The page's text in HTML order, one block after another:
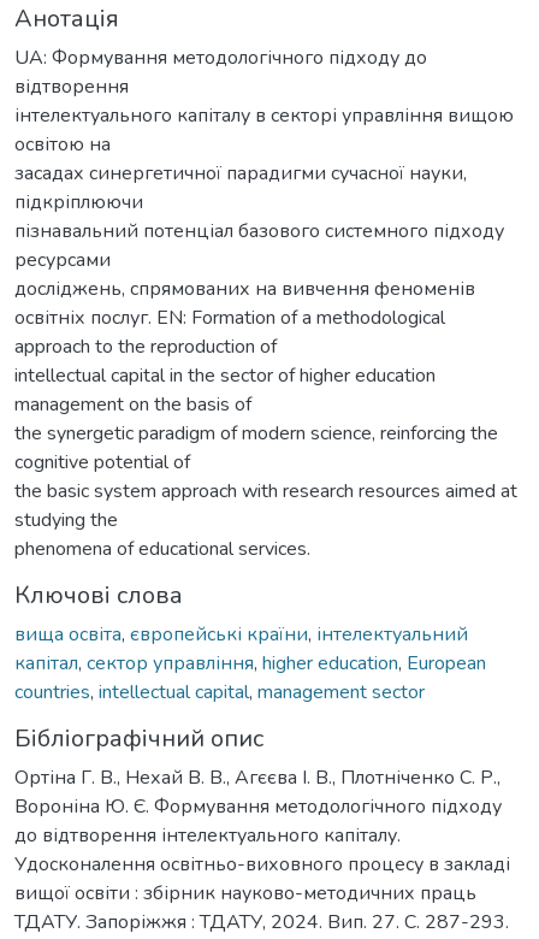
Анотація
UA: Формування методологічного підходу до
відтворення
інтелектуального капіталу в секторі управління вищою
освітою на
засадах синергетичної парадигми сучасної науки,
підкріплюючи
пізнавальний потенціал базового системного підходу
ресурсами
досліджень, спрямованих на вивчення феноменів
освітніх послуг. EN: Formation of a methodological
approach to the reproduction of
intellectual capital in the sector of higher education
management on the basis of
the synergetic paradigm of modern science, reinforcing the
cognitive potential of
the basic system approach with research resources aimed at
studying the
phenomena of educational services.
Ключові слова
вища освіта, європейські країни, інтелектуальний
капітал, сектор управління, higher education, European
countries, intellectual capital, management sector
Бібліографічний опис
Ортіна Г. В., Нехай В. В., Агєєва І. В., Плотніченко С. Р.,
Вороніна Ю. Є. Формування методологічного підходу
до відтворення інтелектуального капіталу.
Удосконалення освітньо-виховного процесу в закладі
вищої освіти : збірник науково-методичних праць
ТДАТУ. Запоріжжя : ТДАТУ, 2024. Вип. 27. С. 287-293.